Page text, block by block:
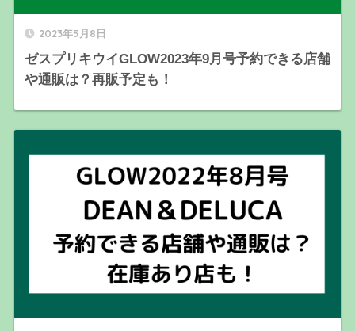
2023年5月8日
ゼスプリキウイGLOW2023年9月号予約できる店舗
や通販は？再販予定も！